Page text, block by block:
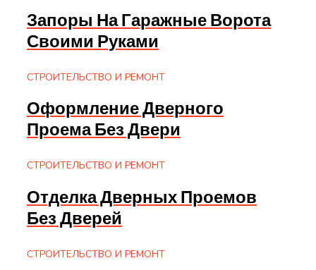
Запоры На Гаражные Ворота
Своими Руками
СТРОИТЕЛЬСТВО И РЕМОНТ
Оформление Дверного
Проема Без Двери
СТРОИТЕЛЬСТВО И РЕМОНТ
Отделка Дверных Проемов
Без Дверей
СТРОИТЕЛЬСТВО И РЕМОНТ